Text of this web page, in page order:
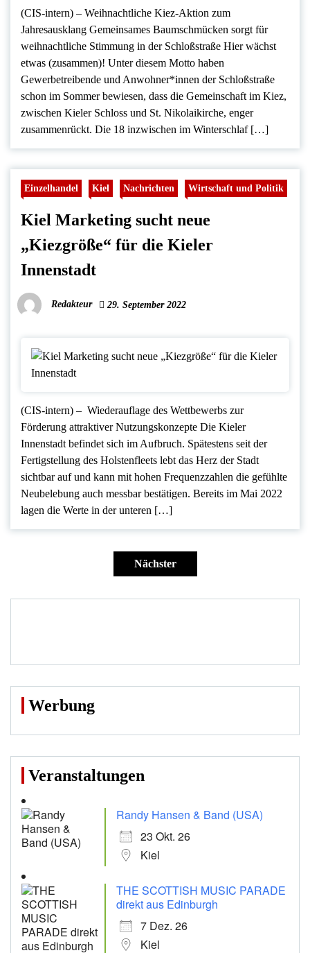
(CIS-intern) – Weihnachtliche Kiez-Aktion zum
Jahresausklang Gemeinsames Baumschmücken sorgt für
weihnachtliche Stimmung in der Schloßstraße Hier wächst
etwas (zusammen)! Unter diesem Motto haben
Gewerbetreibende und Anwohner*innen der Schloßstraße
schon im Sommer bewiesen, dass die Gemeinschaft im Kiez,
zwischen Kieler Schloss und St. Nikolaikirche, enger
zusammenrückt. Die 18 inzwischen im Winterschlaf […]
Einzelhandel Kiel Nachrichten Wirtschaft und Politik
Kiel Marketing sucht neue
„Kiezgröße“ für die Kieler
Innenstadt
Redakteur 29. September 2022
(CIS-intern) – Wiederauflage des Wettbewerbs zur
Förderung attraktiver Nutzungskonzepte Die Kieler
Innenstadt befindet sich im Aufbruch. Spätestens seit der
Fertigstellung des Holstenfleets lebt das Herz der Stadt
sichtbar auf und kann mit hohen Frequenzzahlen die gefühlte
Neubelebung auch messbar bestätigen. Bereits im Mai 2022
lagen die Werte in der unteren […]
Nächster
Werbung
Veranstaltungen
Randy Hansen & Band (USA)
23 Okt. 26
Kiel
THE SCOTTISH MUSIC PARADE
direkt aus Edinburgh
7 Dez. 26
Kiel